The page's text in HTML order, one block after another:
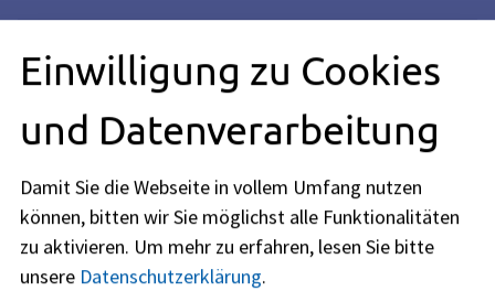
Verwandte Themen
Redaktionell verantwortlich: Bayerisches Staatsministerium
Einwilligung zu Cookies
und Datenverarbeitung
Damit Sie die Webseite in vollem Umfang nutzen
können, bitten wir Sie möglichst alle Funktionalitäten
zu aktivieren. Um mehr zu erfahren, lesen Sie bitte
unsere Datenschutzerklärung.